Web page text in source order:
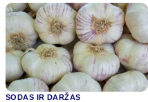
SODAS IR DARŽAS